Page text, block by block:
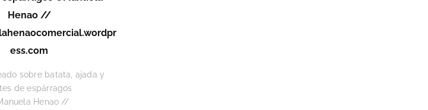
sobre batata, ajada y
de espárragos
Henao //